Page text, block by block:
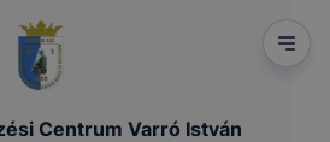
Centrum Varró István